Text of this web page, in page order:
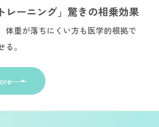
レーニング」驚きの相乗効果
体重が落ちにくい方も医学的根拠で
。